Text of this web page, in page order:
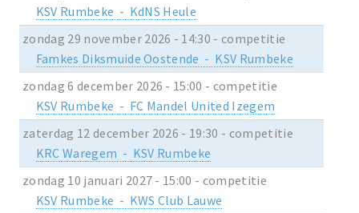
KSV Rumbeke - KdNS Heule
zondag 29 november 2026 - 14:30 - competitie
Famkes Diksmuide Oostende - KSV Rumbeke
zondag 6 december 2026 - 15:00 - competitie
KSV Rumbeke - FC Mandel United Izegem
zaterdag 12 december 2026 - 19:30 - competitie
KRC Waregem - KSV Rumbeke
zondag 10 januari 2027 - 15:00 - competitie
KSV Rumbeke - KWS Club Lauwe